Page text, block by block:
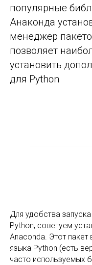
популярные
Анаконда
менеджер
позволяет
установить
для Python
Для удобства
Python, советуем
Anaconda. Этот пакет
языка Python (есть
часто используемых